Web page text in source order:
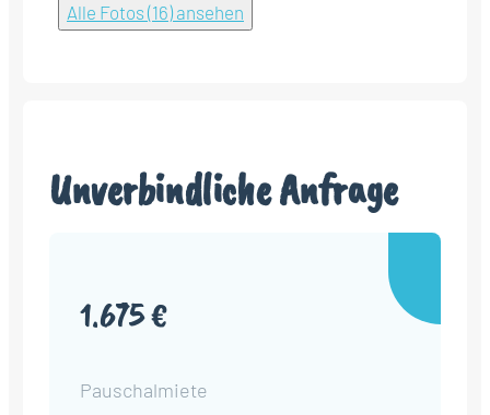
Alle Fotos (16) ansehen
Unverbindliche Anfrage
1.675 €
Pauschalmiete